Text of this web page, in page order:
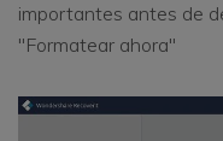
importantes antes de
"Formatear ahora"